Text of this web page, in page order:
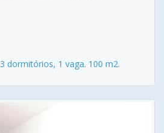
dormitórios, 1 vaga. 100 m2.